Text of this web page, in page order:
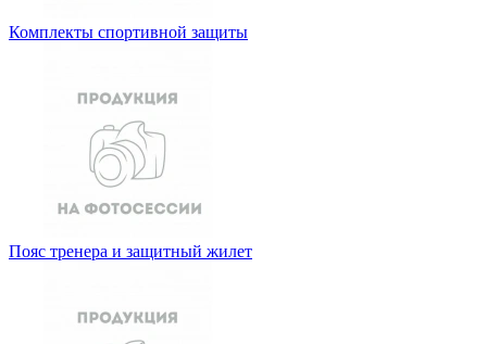
Комплекты спортивной защиты
Пояс тренера и защитный жилет